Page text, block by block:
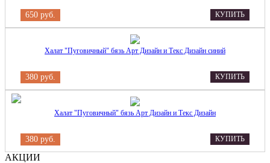
650 руб. КУПИТЬ
Халат "Пуговичный" бязь Арт Дизайн и Текс Дизайн синий
380 руб. КУПИТЬ
Халат "Пуговичный" бязь Арт Дизайн и Текс Дизайн
380 руб. КУПИТЬ
АКЦИИ